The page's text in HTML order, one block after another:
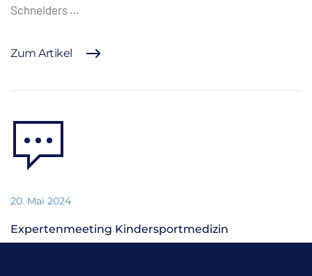
Schneiders …
Zum Artikel
20. Mai 2024
Expertenmeeting Kindersportmedizin